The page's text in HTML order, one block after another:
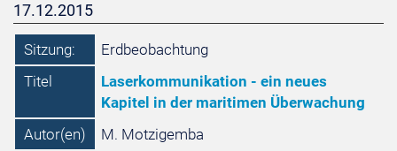
17.12.2015
Sitzung:
Erdbeobachtung
Titel
Laserkommunikation - ein neues
Kapitel in der maritimen Überwachung
Autor(en)
M. Motzigemba